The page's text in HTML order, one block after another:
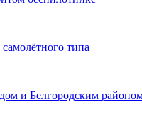
типа
и Белгородским